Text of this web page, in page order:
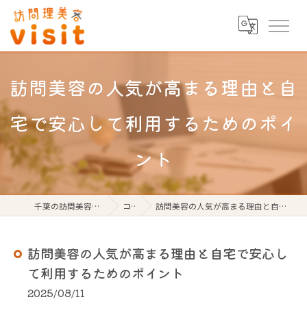
訪問美容の人気が高まる理由と自
宅で安心して利用するためのポイ
ント
千葉の訪問美容なら訪問理美容visit コラム 訪問美容の人気が高まる理由と自宅で安心して利用するためのポイント
訪問美容の人気が高まる理由と自宅で安心し
て利用するためのポイント
2025/08/11